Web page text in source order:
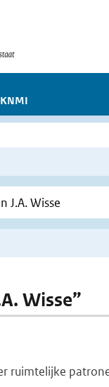
Wisse”
ruimtelijke